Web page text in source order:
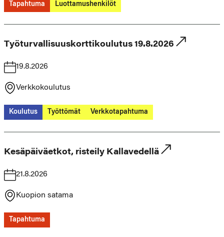
Luottamushenkilöt
Tapahtuma
Työturvallisuuskorttikoulutus 19.8.2026
19.8.2026
Verkkokoulutus
Koulutus Työttömät Verkkotapahtuma
Kesäpäiväetkot, risteily Kallavedellä
21.8.2026
Kuopion satama
Tapahtuma